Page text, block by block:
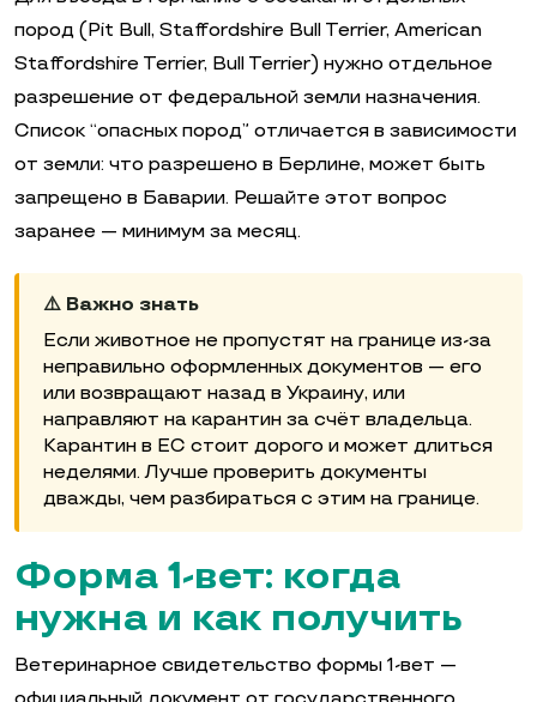
пород (Pit Bull, Staffordshire Bull Terrier, American
Staffordshire Terrier, Bull Terrier) нужно отдельное
разрешение от федеральной земли назначения.
Список “опасных пород” отличается в зависимости
от земли: что разрешено в Берлине, может быть
запрещено в Баварии. Решайте этот вопрос
заранее — минимум за месяц.
⚠️ Важно знать
Если животное не пропустят на границе из-за
неправильно оформленных документов — его
или возвращают назад в Украину, или
направляют на карантин за счёт владельца.
Карантин в ЕС стоит дорого и может длиться
неделями. Лучше проверить документы
дважды, чем разбираться с этим на границе.
Форма 1-вет: когда
нужна и как получить
Ветеринарное свидетельство формы 1-вет —